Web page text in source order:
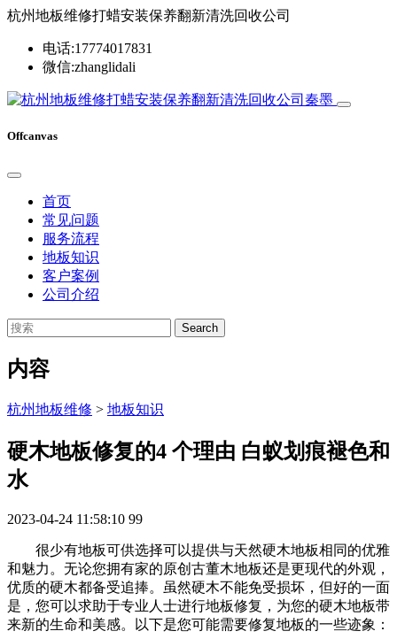
杭州地板维修打蜡安装保养翻新清洗回收公司
电话:17774017831
微信:zhanglidali
Offcanvas
首页
常见问题
服务流程
地板知识
客户案例
公司介绍
Search
内容
杭州地板维修 > 地板知识
硬木地板修复的4 个理由 白蚁划痕褪色和
水
2023-04-24 11:58:10 99
很少有地板可供选择可以提供与天然硬木地板相同的优雅
和魅力。无论您拥有家的原创古董木地板还是更现代的外观，
优质的硬木都备受追捧。虽然硬木不能免受损坏，但好的一面
是，您可以求助于专业人士进行地板修复，为您的硬木地板带
来新的生命和美感。以下是您可能需要修复地板的一些迹象：